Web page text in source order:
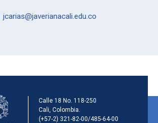
jcarias@javerianacali.edu.co
Información de la
Calle 18 No. 118-250
Cali, Colombia.
(+57-2) 321-82-00/485-64-00